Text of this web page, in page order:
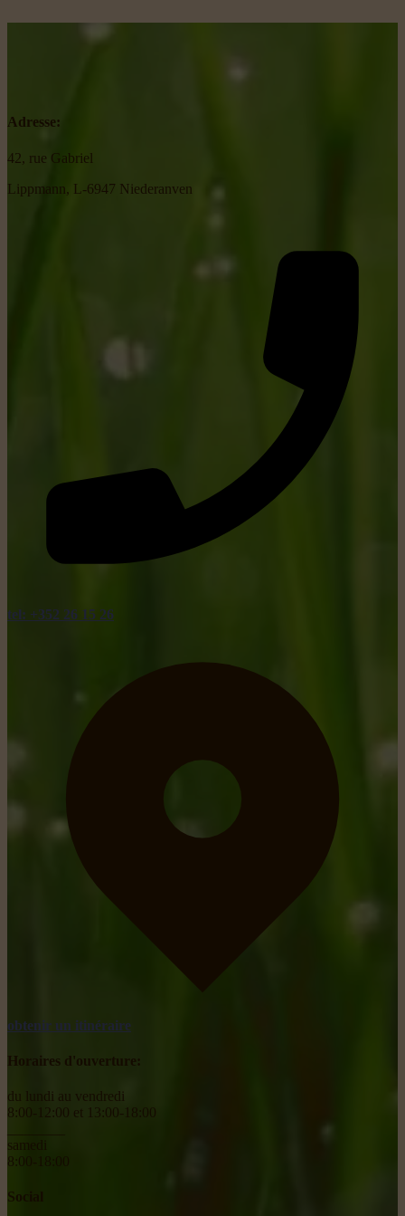
Adresse:
42, rue Gabriel
Lippmann, L-6947 Niederanven
tel: +352 26 15 26
obtenir un itinéraire
Horaires d'ouverture:
du lundi au vendredi
8:00-12:00 et 13:00-18:00
samedi
8:00-18:00
Social